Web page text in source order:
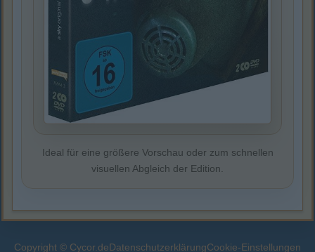
Ideal für eine größere Vorschau oder zum schnellen
visuellen Abgleich der Edition.
Copyright © Cycor.deDatenschutzerklärungCookie-Einstellungen